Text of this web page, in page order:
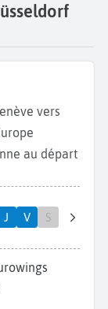
vers
au départ
J V S